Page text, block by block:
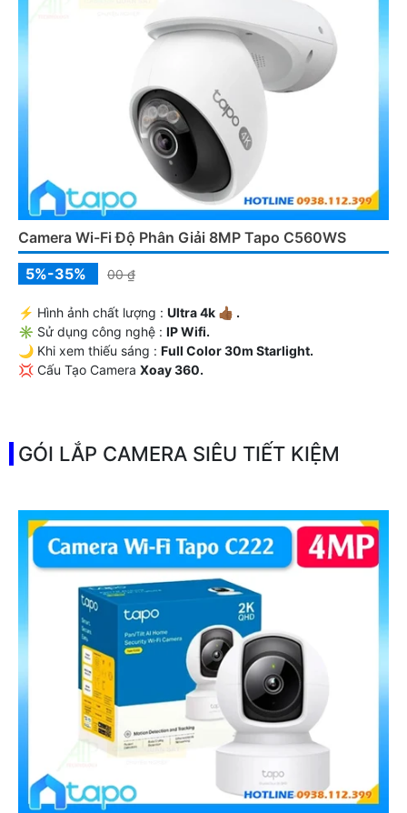
Camera Wi-Fi Độ Phân Giải 8MP Tapo C560WS
5%-35%
00 ₫
️⚡ Hình ảnh chất lượng : Ultra 4k 👍🏾 .
✳️ Sử dụng công nghệ : IP Wifi.
🌙 Khi xem thiếu sáng : Full Color 30m Starlight.
💢 Cấu Tạo Camera Xoay 360.
GÓI LẮP CAMERA SIÊU TIẾT KIỆM